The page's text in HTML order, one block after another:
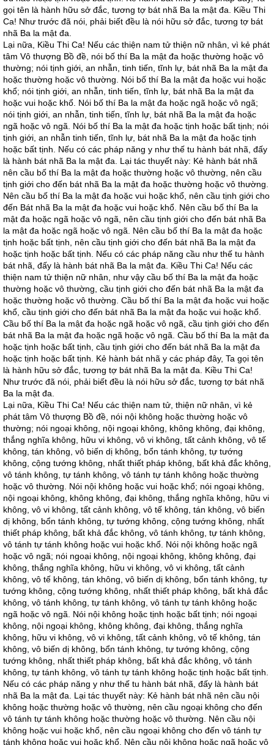
gọi tên là hành hữu sở đắc, tương tợ bát nhã Ba la mật đa. Kiều Thi
Ca! Như trước đã nói, phải biết đều là nói hữu sở đắc, tương tợ bát
nhã Ba la mật đa.
Lại nữa, Kiều Thi Ca! Nếu các thiện nam tử thiện nữ nhân, vì kẻ phát
tâm Vô thượng Bồ đề, nói bố thí Ba la mật đa hoặc thường hoặc vô
thường; nói tịnh giới, an nhẫn, tinh tiến, tĩnh lự, bát nhã Ba la mật đa
hoặc thường hoặc vô thường. Nói bố thí Ba la mật đa hoặc vui hoặc
khổ; nói tịnh giới, an nhẫn, tinh tiến, tĩnh lự, bát nhã Ba la mật đa
hoặc vui hoặc khổ. Nói bố thí Ba la mật đa hoặc ngã hoặc vô ngã;
nói tịnh giới, an nhẫn, tinh tiến, tĩnh lự, bát nhã Ba la mật đa hoặc
ngã hoặc vô ngã. Nói bố thí Ba la mật đa hoặc tịnh hoặc bất tịnh; nói
tịnh giới, an nhẫn tinh tiến, tĩnh lự, bát nhã Ba la mật đa hoặc tịnh
hoặc bất tịnh. Nếu có các pháp năng y như thế tu hành bát nhã, đấy
là hành bát nhã Ba la mật đa. Lại tác thuyết này: Kẻ hành bát nhã
nên cầu bố thí Ba la mật đa hoặc thường hoặc vô thường, nên cầu
tịnh giới cho đến bát nhã Ba la mật đa hoặc thường hoặc vô thường.
Nên cầu bố thí Ba la mật đa hoặc vui hoặc khổ, nên cầu tịnh giới cho
đến Bát nhã Ba la mật đa hoặc vui hoặc khổ. Nên cầu bố thí Ba la
mật đa hoặc ngã hoặc vô ngã, nên cầu tịnh giới cho đến bát nhã Ba
la mật đa hoặc ngã hoặc vô ngã. Nên cầu bố thí Ba la mật đa hoặc
tịnh hoặc bất tịnh, nên cầu tịnh giới cho đến bát nhã Ba la mật đa
hoặc tịnh hoặc bất tịnh. Nếu có các pháp năng cầu như thế tu hành
bát nhã, đấy là hành bát nhã Ba la mật đa. Kiều Thi Ca! Nếu các
thiện nam tử thiện nữ nhân, như vậy cầu bố thí Ba la mật đa hoặc
thường hoặc vô thường, cầu tịnh giới cho đến bát nhã Ba la mật đa
hoặc thường hoặc vô thường. Cầu bố thí Ba la mật đa hoặc vui hoặc
khổ, cầu tịnh giới cho đến bát nhã Ba la mật đa hoặc vui hoặc khổ.
Cầu bố thí Ba la mật đa hoặc ngã hoặc vô ngã, cầu tịnh giới cho đến
bát nhã Ba la mật đa hoặc ngã hoặc vô ngã. Cầu bố thí Ba la mật đa
hoặc tịnh hoặc bất tịnh, cầu tịnh giới cho đến bát nhã Ba la mật đa
hoặc tịnh hoặc bất tịnh. Kẻ hành bát nhã y các pháp đây, Ta gọi tên
là hành hữu sở đắc, tương tợ bát nhã Ba la mật đa. Kiều Thi Ca!
Như trước đã nói, phải biết đều là nói hữu sở đắc, tương tợ bát nhã
Ba la mật đa.
Lại nữa, Kiều Thi Ca! Nếu các thiện nam tử, thiện nữ nhân, vì kẻ
phát tâm Vô thượng Bồ đề, nói nội không hoặc thường hoặc vô
thường; nói ngoại không, nội ngoại không, không không, đại không,
thắng nghĩa không, hữu vi không, vô vi không, tất cảnh không, vô tế
không, tán không, vô biến dị không, bổn tánh không, tự tướng
không, cộng tướng không, nhất thiết pháp không, bất khả đắc không,
vô tánh không, tự tánh không, vô tánh tự tánh không hoặc thường
hoặc vô thường. Nói nội không hoặc vui hoặc khổ; nói ngoại không,
nội ngoại không, không không, đại không, thắng nghĩa không, hữu vi
không, vô vi không, tất cảnh không, vô tế không, tán không, vô biến
dị không, bổn tánh không, tự tướng không, cộng tướng không, nhất
thiết pháp không, bất khả đắc không, vô tánh không, tự tánh không,
vô tánh tự tánh không hoặc vui hoặc khổ. Nói nội không hoặc ngã
hoặc vô ngã; nói ngoại không, nội ngoại không, không không, đại
không, thắng nghĩa không, hữu vi không, vô vi không, tất cảnh
không, vô tế không, tán không, vô biến dị không, bổn tánh không, tự
tướng không, cộng tướng không, nhất thiết pháp không, bất khả đắc
không, vô tánh không, tự tánh không, vô tánh tự tánh không hoặc
ngã hoặc vô ngã. Nói nội không hoặc tịnh hoặc bất tịnh; nói ngoại
không, nội ngoại không, không không, đại không, thắng nghĩa
không, hữu vi không, vô vi không, tất cảnh không, vô tế không, tán
không, vô biến dị không, bổn tánh không, tự tướng không, cộng
tướng không, nhất thiết pháp không, bất khả đắc không, vô tánh
không, tự tánh không, vô tánh tự tánh không hoặc tịnh hoặc bất tịnh.
Nếu có các pháp năng y như thế tu hành bát nhã, đấy là hành bát
nhã Ba la mật đa. Lại tác thuyết này: Kẻ hành bát nhã nên cầu nội
không hoặc thường hoặc vô thường, nên cầu ngoại không cho đến
vô tánh tự tánh không hoặc thường hoặc vô thường. Nên cầu nội
không hoặc vui hoặc khổ, nên cầu ngoại không cho đến vô tánh tự
tánh không hoặc vui hoặc khổ. Nên cầu nội không hoặc ngã hoặc vô